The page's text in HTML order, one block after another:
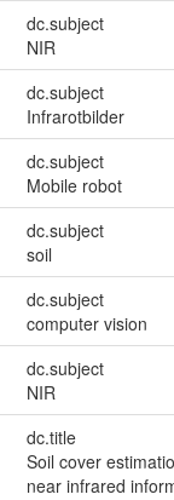
dc.subject
NIR
dc.subject
Infrarotbilder
dc.subject
Mobile robot
dc.subject
soil
dc.subject
computer vision
dc.subject
NIR
dc.title
Soil cover
near infrared